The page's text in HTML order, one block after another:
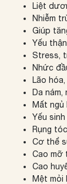
Liệt
Nhiễm
Giúp
Yếu thận
Stress,
Nhức
Lão
Da nám,
Mất ngủ
Yếu sinh
Rụng tóc
Cơ thể
Cao mỡ
Cao
Mệt mỏi